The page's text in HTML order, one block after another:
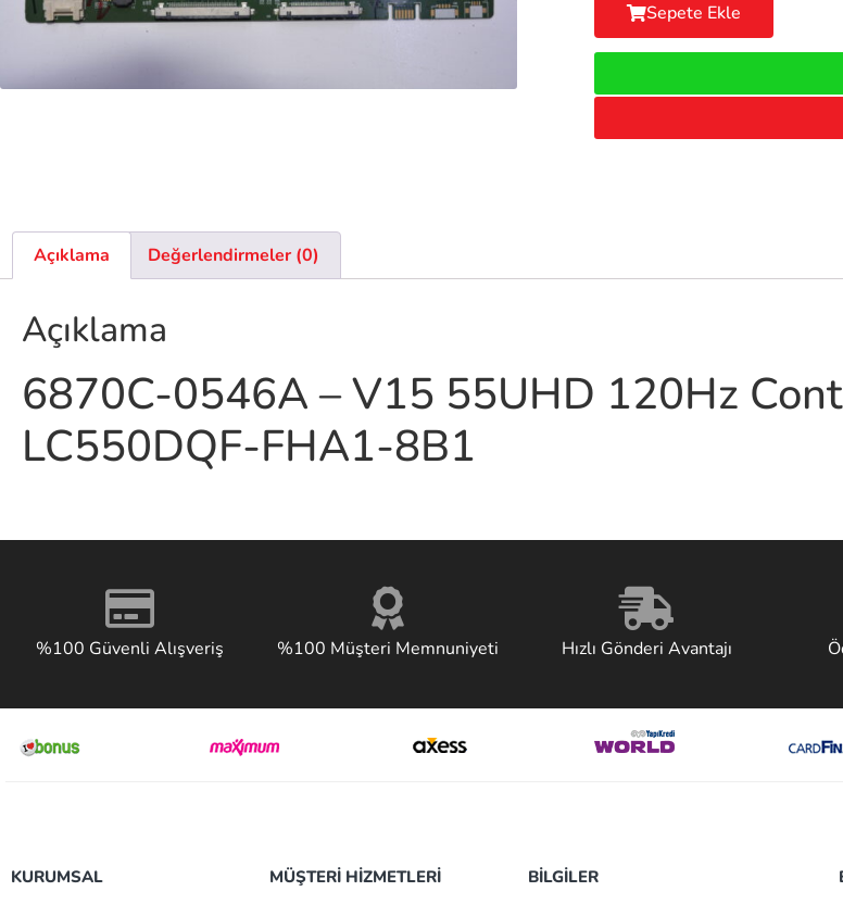
Sepete Ekle
Açıklama Değerlendirmeler (0)
Açıklama
6870C-0546A – V15 55UHD 120Hz
LC550DQF-FHA1-8B1
%100 Güvenli Alışveriş %100 Müşteri Memnuniyeti Hızlı Gönderi Avantajı
KURUMSAL MÜŞTERİ HİZMETLERİ BİLGİLER